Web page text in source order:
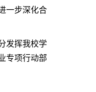
一步深化合
发挥我校学
专项行动部